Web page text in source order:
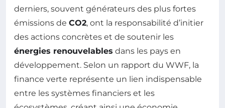
derniers, souvent générateurs des plus fortes
émissions de CO2, ont la responsabilité d’initier
des actions concrètes et de soutenir les
énergies renouvelables dans les pays en
développement. Selon un rapport du WWF, la
finance verte représente un lien indispensable
entre les systèmes financiers et les